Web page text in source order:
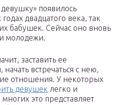
появилось
двадцатого века, так
бабушек. Сейчас оно вновь
молодежи.
заставить ее
начать встречаться с нею,
отношения. У некоторых
девушек легко и
это представляет